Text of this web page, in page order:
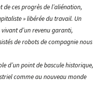
ces progrès de l’aliénation,
» libérée du travail. Un
d’un revenu garanti,
de robots de compagnie nous
d’un point de bascule historique,
comme au nouveau monde